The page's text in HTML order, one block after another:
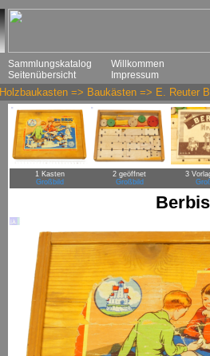
Sammlungskatalog
Seitenübersicht
Willkommen
Impressum
Holzbaukasten => Baukästen => E. Reuter
1 Kasten
Großbild
2 geöffnet
Großbild
3